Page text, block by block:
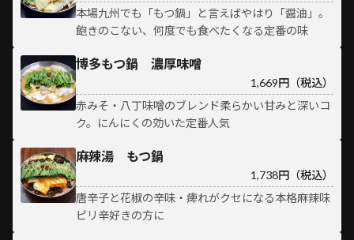
本場九州でも「もつ鍋」と言えばやはり「醤油」。
飽きのこない、何度でも食べたくなる定番の味
博多もつ鍋 濃厚味噌
1,669円（税込）
赤みそ・八丁味噌のブレンド柔らかい甘みと深いコ
ク。にんにくの効いた定番人気
麻辣湯 もつ鍋
1,738円（税込）
唐辛子と花椒の辛味・痺れがクセになる本格麻辣味
ピリ辛好きの方に